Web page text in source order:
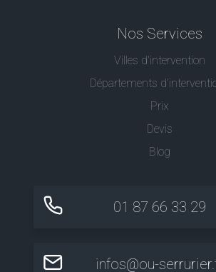
Nos Services
Villes d'intervention
Départements
Prix
Devis
Blog
01 87 66 33 29
infos@ou-